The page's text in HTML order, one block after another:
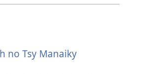
no Tsy Manaiky